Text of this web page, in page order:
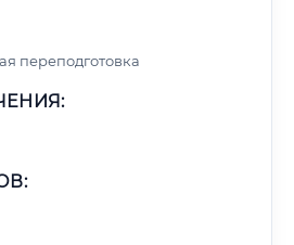
переподготовка